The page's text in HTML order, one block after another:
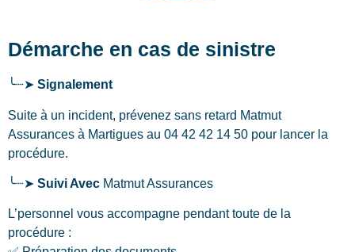
Démarche en cas de sinistre
╰┈➤ Signalement
Suite à un incident, prévenez sans retard Matmut
Assurances à Martigues au 04 42 42 14 50 pour lancer la
procédure.
╰┈➤ Suivi Avec Matmut Assurances
L’personnel vous accompagne pendant toute de la
procédure :